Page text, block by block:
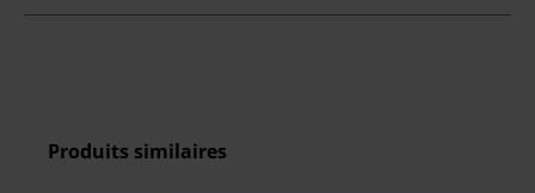
component.cms.productGallery.skipProductGallery
Produits similaires